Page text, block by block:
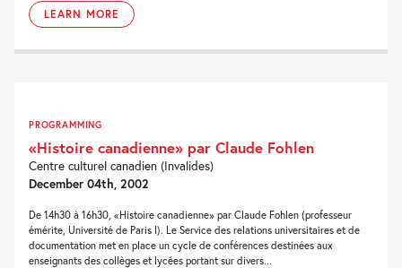
LEARN MORE
PROGRAMMING
«Histoire canadienne» par Claude Fohlen
Centre culturel canadien (Invalides)
December 04th, 2002
De 14h30 à 16h30, «Histoire canadienne» par Claude Fohlen (professeur
émérite, Université de Paris I). Le Service des relations universitaires et de
documentation met en place un cycle de conférences destinées aux
enseignants des collèges et lycées portant sur divers...